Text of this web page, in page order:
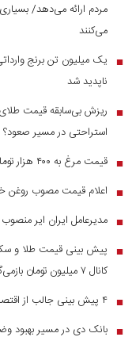
مردم ارائه می‌دهد/
می‌کنند
■
ناپدید شد
■
ریزش بی‌سابقه قیمت طلای
استراحتی در مسیر صعود؟
■ قیمت مرغ به ۴۰۰ هزار تومان می‌رسد؟
■ اعلام قیمت مصوب روغن
■ مدیرعامل ایران ایر
■
کانال ۷ میلیون تومان بازمی‌گردد؟
■ ۴ پیش بینی جالب از اقتصاد ۱۴۰۵/ تورم و نرخ ارز به چه رقمی می‌رسد؟
■